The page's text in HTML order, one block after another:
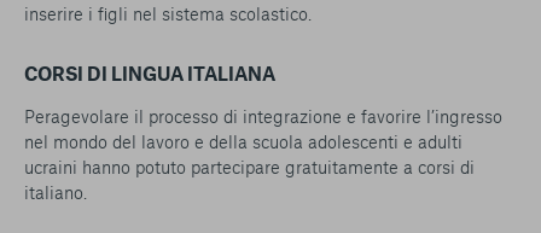
inserire i figli nel sistema scolastico.
CORSI DI LINGUA ITALIANA
Peragevolare il processo di integrazione e favorire l’ingresso
nel mondo del lavoro e della scuola adolescenti e adulti
ucraini hanno potuto partecipare gratuitamente a corsi di
italiano.